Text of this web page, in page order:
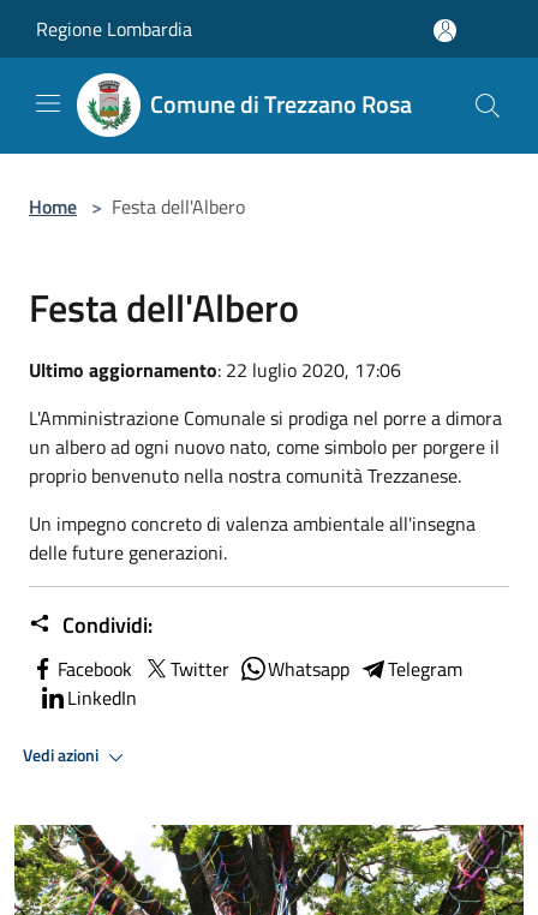
Regione Lombardia
Comune di Trezzano Rosa
Home > Festa dell'Albero
Festa dell'Albero
Ultimo aggiornamento: 22 luglio 2020, 17:06
L'Amministrazione Comunale si prodiga nel porre a dimora
un albero ad ogni nuovo nato, come simbolo per porgere il
proprio benvenuto nella nostra comunità Trezzanese.
Un impegno concreto di valenza ambientale all'insegna
delle future generazioni.
Condividi:
Facebook Twitter Whatsapp
Telegram
LinkedIn
Vedi azioni